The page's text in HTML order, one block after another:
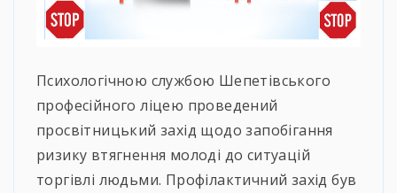
Психологічною службою Шепетівського
професійного ліцею проведений
просвітницький захід щодо запобігання
ризику втягнення молоді до ситуацій
торгівлі людьми. Профілактичний захід був